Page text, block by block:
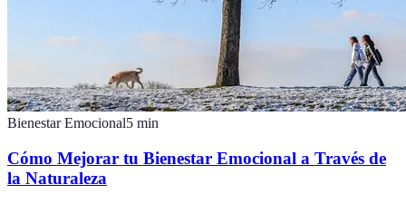
Bienestar Emocional5 min
Cómo Mejorar tu Bienestar Emocional a Través de
la Naturaleza